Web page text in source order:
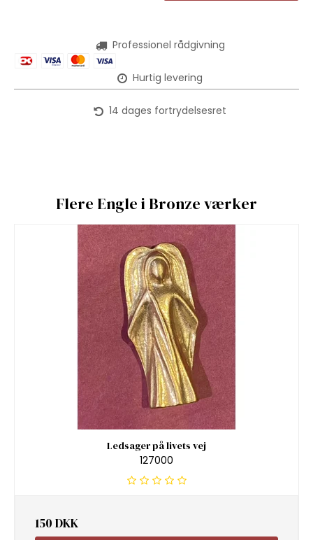
Professionel rådgivning
Hurtig levering
14 dages fortrydelsesret
Flere Engle i Bronze værker
Ledsager på livets vej
127000
150 DKK